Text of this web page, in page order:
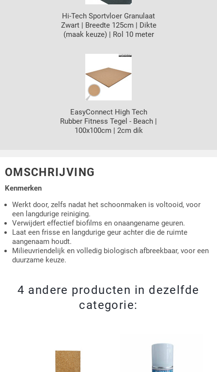
Hi-Tech Sportvloer Granulaat
Zwart | Breedte 125cm | Dikte
(maak keuze) | Rol 10 meter
EasyConnect High Tech
Rubber Fitness Tegel - Beach |
100x100cm | 2cm dik
OMSCHRIJVING
Kenmerken
Werkt door, zelfs nadat het schoonmaken is voltooid, voor
een langdurige reiniging.
Verwijdert effectief biofilms en onaangename geuren.
Laat een frisse en langdurige geur achter die de ruimte
aangenaam houdt.
Milieuvriendelijk en volledig biologisch afbreekbaar, voor een
duurzame keuze.
4 andere producten in dezelfde
categorie: